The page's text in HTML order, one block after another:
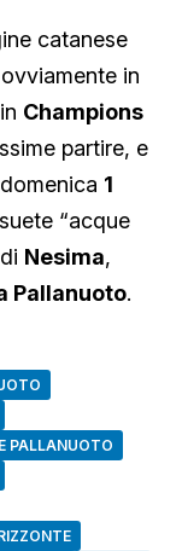
catanese
in
Champions
partire, e
1
“acque
di Nesima,
Pallanuoto.
PALLANUOTO